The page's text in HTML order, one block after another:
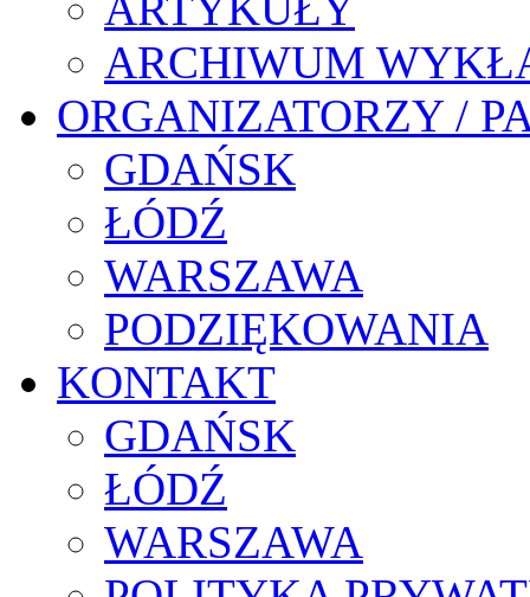
ARCHIWUM
ORGANIZATORZY /
GDAŃSK
ŁÓDŹ
WARSZAWA
PODZIĘKOWANIA
KONTAKT
GDAŃSK
ŁÓDŹ
WARSZAWA